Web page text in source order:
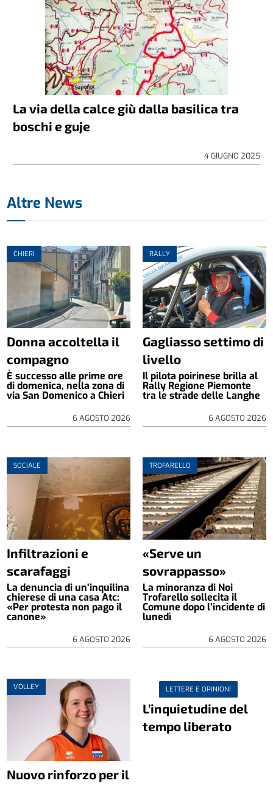
La via della calce giù dalla basilica tra
boschi e guje
4 GIUGNO 2025
Altre News
CHIERI
Donna accoltella il
compagno
È successo alle prime ore
di domenica, nella zona di
via San Domenico a Chieri
6 AGOSTO 2026
RALLY
Gagliasso settimo di
livello
Il pilota poirinese brilla al
Rally Regione Piemonte
tra le strade delle Langhe
6 AGOSTO 2026
SOCIALE
Infiltrazioni e
scarafaggi
La denuncia di un’inquilina
chierese di una casa Atc:
«Per protesta non pago il
canone»
6 AGOSTO 2026
TROFARELLO
«Serve un
sovrappasso»
La minoranza di Noi
Trofarello sollecita il
Comune dopo l’incidente di
lunedì
6 AGOSTO 2026
VOLLEY
Nuovo rinforzo per il
LETTERE E OPINIONI
L’inquietudine del
tempo liberato